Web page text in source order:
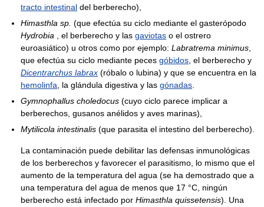
tracto intestinal del berberecho),
Himasthla sp. (que efectúa su ciclo mediante el gasterópodo
Hydrobia , el berberecho y las gaviotas o el ostrero
euroasiático) u otros como por ejemplo: Labratrema minimus
que efectúa su ciclo mediante peces góbidos , el berberecho y
Dicentrarchus labrax (róbalo o lubina) y que se encuentra en la
hemolinfa , la glándula digestiva y las gónadas
Gymnophallus choledocus (cuyo ciclo parece implicar a
berberechos, gusanos anélidos y aves marinas),
Mytilicola intestinalis (que parasita el intestino del berberecho).
La contaminación puede debilitar las defensas inmunológicas
de los berberechos y favorecer el parasitismo, lo mismo que el
aumento de la temperatura del agua (se ha demostrado que a
una temperatura del agua de menos que 17 °C, ningún
berberecho está infectado por Himasthla quissetensis). Una